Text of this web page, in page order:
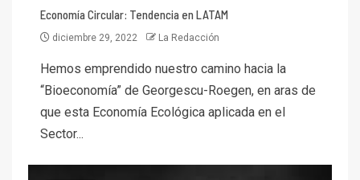
Economía Circular: Tendencia en LATAM
diciembre 29, 2022 La Redacción
Hemos emprendido nuestro camino hacia la
“Bioeconomía” de Georgescu-Roegen, en aras de
que esta Economía Ecológica aplicada en el
Sector...